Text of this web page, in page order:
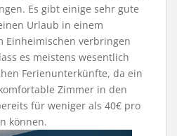
Es gibt einige sehr gute
Urlaub in einem
Einheimischen verbringen
es meistens wesentlich
Ferienunterkünfte, da ein
Zimmer in den
für weniger als 40€ pro
können.